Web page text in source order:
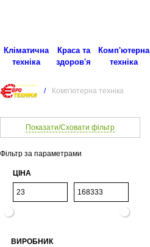
Кліматична
техніка
Краса та
здоров'я
Комп'ютерна
техніка
/ Комп'ютерна техніка
Показати/Сховати фільтр
Фільтр за параметрами
ЦІНА
ВИРОБНИК